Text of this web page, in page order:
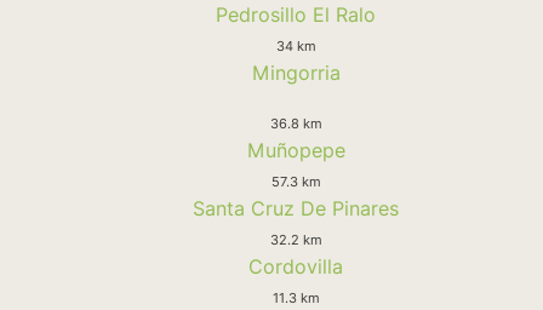
Pedrosillo El Ralo
34 km
Mingorria
36.8 km
Muñopepe
57.3 km
Santa Cruz De Pinares
32.2 km
Cordovilla
11.3 km